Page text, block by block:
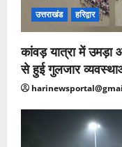
उत्तराखंड हरिद्वार
कांवड़ यात्रा में उमड़ा
से हुई गुलजार